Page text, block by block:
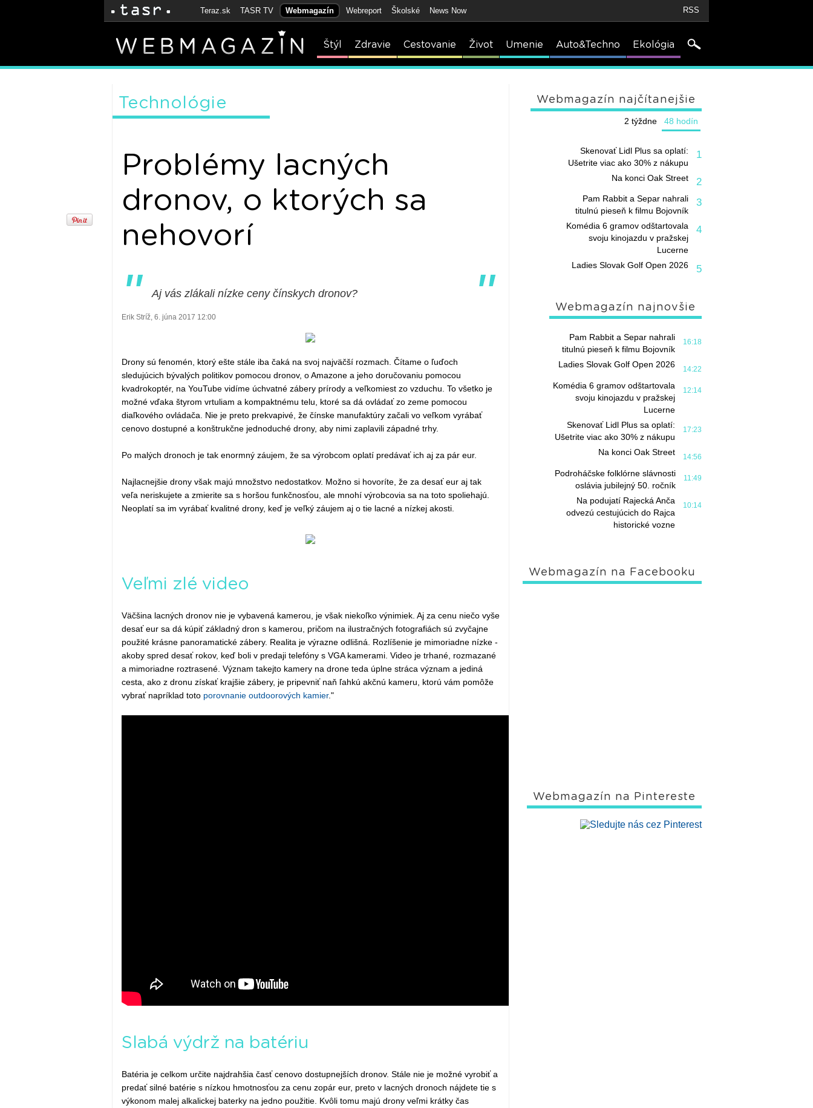
Teraz.sk TASR TV Webmagazín Webreport Školské News Now RSS
Štýl Zdravie Cestovanie Život Umenie Auto&Techno Ekológia
Technológie
Problémy lacných
dronov, o ktorých sa
nehovorí
" Aj vás zlákali nízke ceny čínskych dronov? "
Erik Stríž, 6. júna 2017 12:00
Drony sú fenomén, ktorý ešte stále iba čaká na svoj najväčší rozmach. Čítame o ľuďoch
sledujúcich bývalých politikov pomocou dronov, o Amazone a jeho doručovaniu pomocou
kvadrokoptér, na YouTube vidíme úchvatné zábery prírody a veľkomiest zo vzduchu. To všetko je
možné vďaka štyrom vrtuliam a kompaktnému telu, ktoré sa dá ovládať zo zeme pomocou
diaľkového ovládača. Nie je preto prekvapivé, že čínske manufaktúry začali vo veľkom vyrábať
cenovo dostupné a konštrukčne jednoduché drony, aby nimi zaplavili západné trhy.
Po malých dronoch je tak enormný záujem, že sa výrobcom oplatí predávať ich aj za pár eur.
Najlacnejšie drony však majú množstvo nedostatkov. Možno si hovoríte, že za desať eur aj tak
veľa neriskujete a zmierite sa s horšou funkčnosťou, ale mnohí výrobcovia sa na toto spoliehajú.
Neoplatí sa im vyrábať kvalitné drony, keď je veľký záujem aj o tie lacné a nízkej akosti.
Veľmi zlé video
Väčšina lacných dronov nie je vybavená kamerou, je však niekoľko výnimiek. Aj za cenu niečo vyše
desať eur sa dá kúpiť základný dron s kamerou, pričom na ilustračných fotografiách sú zvyčajne
použité krásne panoramatické zábery. Realita je výrazne odlišná. Rozlíšenie je mimoriadne nízke -
akoby spred desať rokov, keď boli v predaji telefóny s VGA kamerami. Video je trhané, rozmazané
a mimoriadne roztrasené. Význam takejto kamery na drone teda úplne stráca význam a jediná
cesta, ako z dronu získať krajšie zábery, je pripevniť naň ľahkú akčnú kameru, ktorú vám pomôže
vybrať napríklad toto porovnanie outdoorových kamier."
Slabá výdrž na batériu
Batéria je celkom určite najdrahšia časť cenovo dostupnejších dronov. Stále nie je možné vyrobiť a
predať silné batérie s nízkou hmotnosťou za cenu zopár eur, preto v lacných dronoch nájdete tie s
výkonom malej alkalickej baterky na jedno použitie. Kvôli tomu majú drony veľmi krátky čas
Webmagazín najčítanejšie
48 hodín
2 týždne
1
Skenovať Lidl Plus sa oplatí:
Ušetrite viac ako 30% z nákupu
2
Na konci Oak Street
3
Pam Rabbit a Separ nahrali
titulnú pieseň k filmu Bojovník
4
Komédia 6 gramov odštartovala
svoju kinojazdu v pražskej
Lucerne
5
Ladies Slovak Golf Open 2026
Webmagazín najnovšie
16:18
Pam Rabbit a Separ nahrali
titulnú pieseň k filmu Bojovník
14:22
Ladies Slovak Golf Open 2026
12:14
Komédia 6 gramov odštartovala
svoju kinojazdu v pražskej
Lucerne
17:23
Skenovať Lidl Plus sa oplatí:
Ušetrite viac ako 30% z nákupu
14:56
Na konci Oak Street
11:49
Podroháčske folklórne slávnosti
oslávia jubilejný 50. ročník
10:14
Na podujatí Rajecká Anča
odvezú cestujúcich do Rajca
historické vozne
Webmagazín na Facebooku
Webmagazín na Pintereste